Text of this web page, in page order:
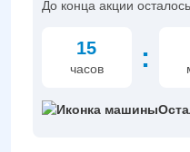
До конца акции
15
часов :